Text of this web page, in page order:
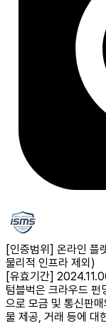
[인증범위] 온라인 플
물리적 인프라 제외)
[유효기간]
텀블벅은 크라우드 펀
으로 모금 및 통신판
물 제공, 거래 등에 대